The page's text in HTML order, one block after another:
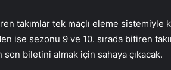
takımlar tek maçlı eleme sistemiyle
ise sezonu 9 ve 10. sırada bitiren
son biletini almak için sahaya çıkacak.